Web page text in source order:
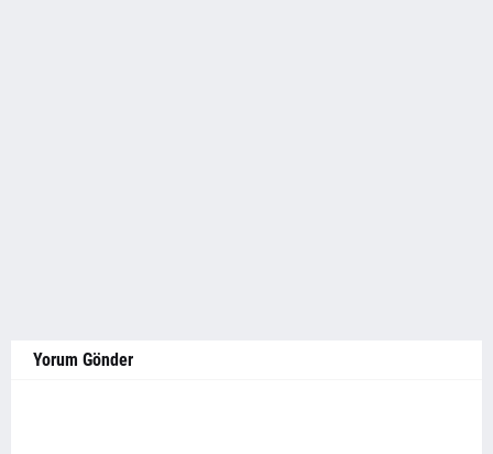
Yorum Gönder